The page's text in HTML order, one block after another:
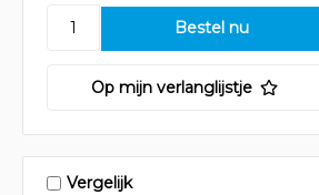
Op mijn verlanglijstje
Vergelijk